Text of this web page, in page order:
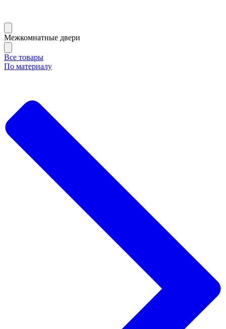
Межкомнатные двери
Все товары
По материалу